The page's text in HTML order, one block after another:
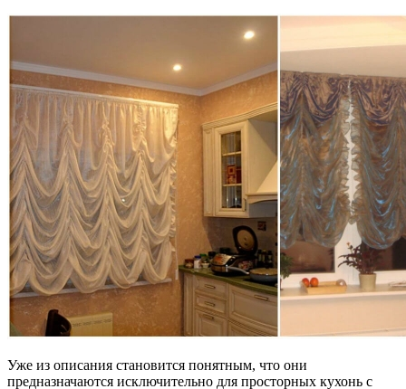
Уже из описания становится понятным, что они
предназначаются исключительно для просторных кухонь с